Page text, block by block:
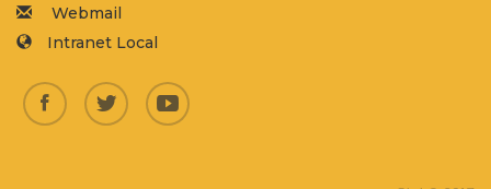
Webmail
Intranet Local